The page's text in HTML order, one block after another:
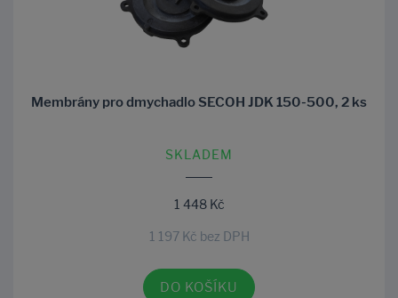
Membrány pro dmychadlo SECOH JDK 150-500, 2 ks
SKLADEM
1 448 Kč
1 197 Kč bez DPH
DO KOŠÍKU